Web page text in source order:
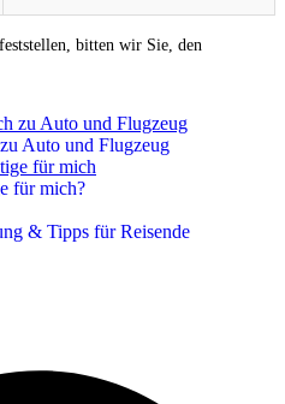
bitten wir Sie, den
Auto und Flugzeug
für mich?
& Tipps für Reisende